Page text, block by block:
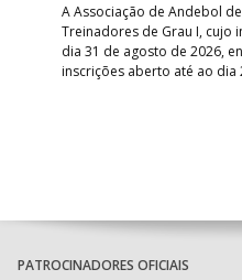
A Associação de Andebol
Treinadores de Grau I, cujo
dia 31 de agosto de 2026,
inscrições aberto até ao dia
PATROCINADORES OFICIAIS